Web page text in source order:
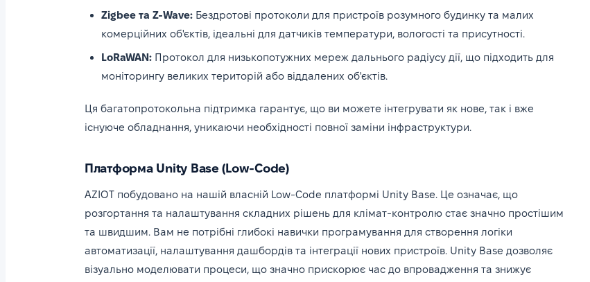
Zigbee та Z-Wave: Бездротові протоколи для пристроїв розумного будинку та малих
комерційних об'єктів, ідеальні для датчиків температури, вологості та присутності.
LoRaWAN: Протокол для низькопотужних мереж дальнього радіусу дії, що підходить для
моніторингу великих територій або віддалених об'єктів.
Ця багатопротокольна підтримка гарантує, що ви можете інтегрувати як нове, так і вже
існуюче обладнання, уникаючи необхідності повної заміни інфраструктури.
Платформа Unity Base (Low-Code)
AZIOT побудовано на нашій власній Low-Code платформі Unity Base. Це означає, що
розгортання та налаштування складних рішень для клімат-контролю стає значно простішим
та швидшим. Вам не потрібні глибокі навички програмування для створення логіки
автоматизації, налаштування дашбордів та інтеграції нових пристроїв. Unity Base дозволяє
візуально моделювати процеси, що значно прискорює час до впровадження та знижує